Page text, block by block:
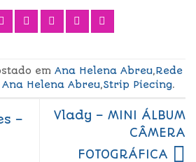
em Ana Helena Abreu,Rede
Ana Helena Abreu,Strip Piecing.
–
Vlady – MINI ÁLBUM
CÂMERA
FOTOGRÁFICA